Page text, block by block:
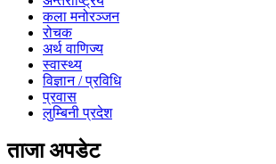
कला मनोरञ्जन
रोचक
अर्थ वाणिज्य
स्वास्थ्य
विज्ञान / प्रविधि
प्रवास
लुम्बिनी प्रदेश
ताजा अपडेट